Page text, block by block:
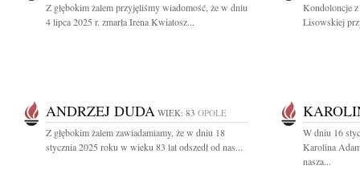
Z głębokim żalem przyjęliśmy wiadomość, że w dniu
4 lipca 2025 r. zmarła Irena Kwiatosz...
Kondoloncje
Lisowskiej
ANDRZEJ DUDA WIEK: 83 OPOLE
Z głębokim żalem zawiadamiamy, że w dniu 18
stycznia 2025 roku w wieku 83 lat odszedł od nas...
W dniu 16
Karolina
nasza...